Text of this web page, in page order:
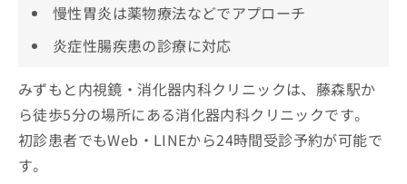
慢性胃炎は薬物療法などでアプローチ
炎症性腸疾患の診療に対応
みずもと内視鏡・消化器内科クリニックは、藤森駅か
ら徒歩5分の場所にある消化器内科クリニックです。
初診患者でもWeb・LINEから24時間受診予約が可能で
す。